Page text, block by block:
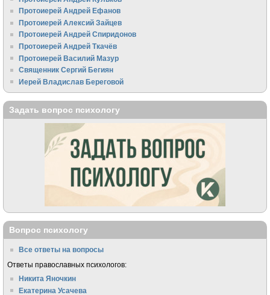
Протоиерей Андрей Ефанов
Протоиерей Алексий Зайцев
Протоиерей Андрей Спиридонов
Протоиерей Андрей Ткачёв
Протоиерей Василий Мазур
Священник Сергий Бегиян
Иерей Владислав Береговой
Задать вопрос психологу
Вопрос психологу
Все ответы на вопросы
Ответы православных психологов:
Никита Яночкин
Екатерина Усачева